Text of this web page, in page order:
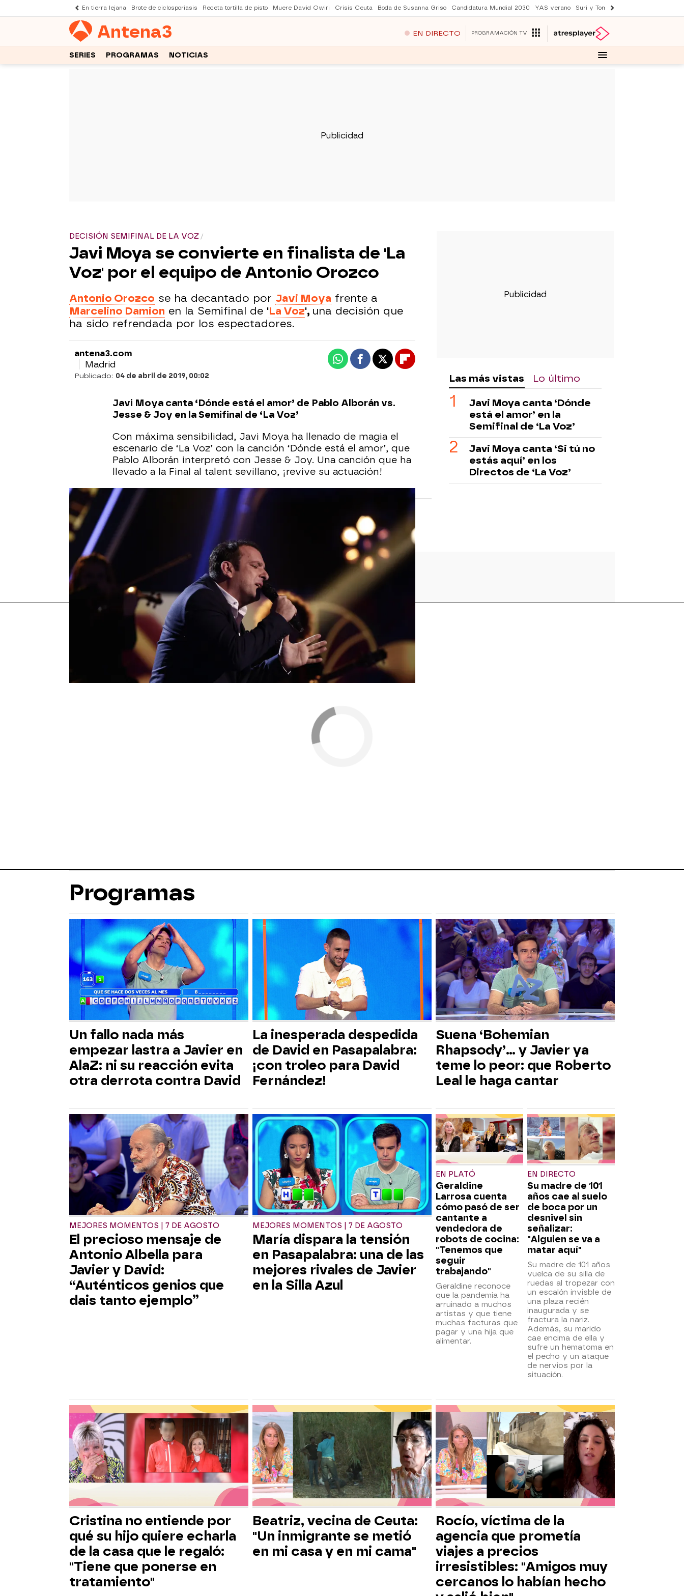
En tierra lejana Brote de ciclosporiasis Receta tortilla de pisto Muere David Owiri Crisis Ceuta Boda de Susanna Griso Candidatura Mundial 2030 YAS verano Suri y Tom Cruise
Antena3 EN DIRECTO PROGRAMACIÓN TV
SERIES PROGRAMAS NOTICIAS
DECISIÓN SEMIFINAL DE LA VOZ
Javi Moya se convierte en finalista de 'La
Voz' por el equipo de Antonio Orozco
Antonio Orozco se ha decantado por Javi Moya frente a
Marcelino Damion en la Semifinal de 'La Voz', una decisión que
ha sido refrendada por los espectadores.
antena3.com
Madrid
Publicado: 04 de abril de 2019, 00:02
WhatsappFacebook
X Flipboard
Javi Moya canta ‘Dónde está el amor’ de Pablo Alborán vs.
Jesse & Joy en la Semifinal de ‘La Voz’
Con máxima sensibilidad, Javi Moya ha llenado de magia el
escenario de ‘La Voz’ con la canción ‘Dónde está el amor’, que
Pablo Alborán interpretó con Jesse & Joy. Una canción que ha
llevado a la Final al talent sevillano, ¡revive su actuación!
Más sobre este tema:
la voz Antonio Orozco
Las más vistas Lo último
Javi Moya canta ‘Dónde
está el amor’ en la
Semifinal de ‘La Voz’
Javi Moya canta ‘Si tú no
estás aquí’ en los
Directos de ‘La Voz’
Programas
Un fallo nada más
empezar lastra a Javier en
AlaZ: ni su reacción evita
otra derrota contra David
La inesperada despedida
de David en Pasapalabra:
¡con troleo para David
Fernández!
Suena ‘Bohemian
Rhapsody’... y Javier ya
teme lo peor: que Roberto
Leal le haga cantar
MEJORES MOMENTOS | 7 DE AGOSTO
El precioso mensaje de
Antonio Albella para
Javier y David:
“Auténticos genios que
dais tanto ejemplo”
MEJORES MOMENTOS | 7 DE AGOSTO
María dispara la tensión
en Pasapalabra: una de las
mejores rivales de Javier
en la Silla Azul
EN PLATÓ
Geraldine
Larrosa cuenta
cómo pasó de ser
cantante a
vendedora de
robots de cocina:
"Tenemos que
seguir
trabajando"
Geraldine reconoce
que la pandemia ha
arruinado a muchos
artistas y que tiene
muchas facturas que
pagar y una hija que
alimentar.
EN DIRECTO
Su madre de 101
años cae al suelo
de boca por un
desnivel sin
señalizar:
"Alguien se va a
matar aquí"
Su madre de 101 años
vuelca de su silla de
ruedas al tropezar con
un escalón invisble de
una plaza recién
inaugurada y se
fractura la nariz.
Además, su marido
cae encima de ella y
sufre un hematoma en
el pecho y un ataque
de nervios por la
situación.
Cristina no entiende por
qué su hijo quiere echarla
de la casa que le regaló:
"Tiene que ponerse en
tratamiento"
Beatriz, vecina de Ceuta:
"Un inmigrante se metió
en mi casa y en mi cama"
Rocío, víctima de la
agencia que prometía
viajes a precios
irresistibles: "Amigos muy
cercanos lo habían hecho